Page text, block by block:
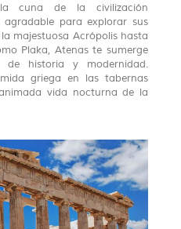
cuna de la civilización
para explorar sus
majestuosa Acrópolis hasta
Plaka, Atenas te sumerge
historia y modernidad.
griega en las tabernas
vida nocturna de la